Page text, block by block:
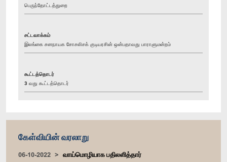
பெருந்தோட்டத்துறை
சட்டவாக்கம்
இலங்கை சனநாயக சோசலிசக் குடியரசின் ஒன்பதாவது பாராளுமன்றம்
கூட்டத்தொடர்
3 வது கூட்டத்தொடர்
கேள்வியின் வரலாறு
06-10-2022 வாய்மொழியாக பதிலளித்தார்